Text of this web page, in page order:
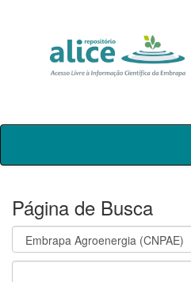
Skip
Página de Busca